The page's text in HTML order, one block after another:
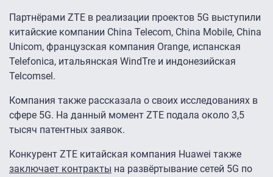
Партнёрами ZTE в реализации проектов 5G выступили
китайские компании China Telecom, China Mobile, China
Unicom, французская компания Orange, испанская
Telefonica, итальянская WindTre и индонезийская
Telcomsel.
Компания также рассказала о своих исследованиях в
сфере 5G. На данный момент ZTE подала около 3,5
тысяч патентных заявок.
Конкурент ZTE китайская компания Huawei также
заключает контракты на развёртывание сетей 5G по